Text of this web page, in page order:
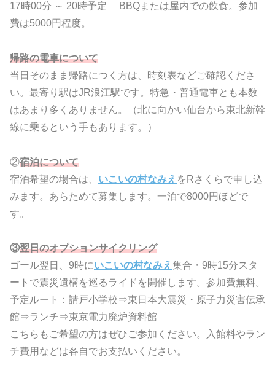
17時00分 ～ 20時予定 BBQまたは屋内での飲食。参加
費は5000円程度。
帰路の電車について
当日そのまま帰路につく方は、時刻表などご確認くださ
い。最寄り駅はJR浪江駅です。特急・普通電車とも本数
はあまり多くありません。（北に向かい仙台から東北新幹
線に乗るという手もあります。）
②宿泊について
宿泊希望の場合は、 いこいの村なみえ をRさくらで申し込
みます。あらためて募集します。一泊で8000円ほどで
す。
③翌日のオプションサイクリング
ゴール翌日、9時にいこいの村なみえ 集合・9時15分スタ
ートで震災遺構を巡るライドを開催します。参加費無料。
予定ルート：請戸小学校⇒東日本大震災・原子力災害伝承
館⇒ランチ⇒東京電力廃炉資料館
こちらもご希望の方はぜひご参加ください。入館料やラン
チ費用などは各自でお支払いください。